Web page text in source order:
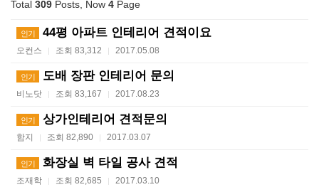
Total 309 Posts, Now 4 Page
인기 44평 아파트 인테리어 견적이요
오컨스 | 조회 83,312 | 2017.05.08
인기 도배 장판 인테리어 문의
비노닷 | 조회 83,167 | 2017.08.23
인기 상가인테리어 견적문의
함지 | 조회 82,890 | 2017.03.07
인기 화장실 벽 타일 공사 견적
조재학 | 조회 82,685 | 2017.03.10